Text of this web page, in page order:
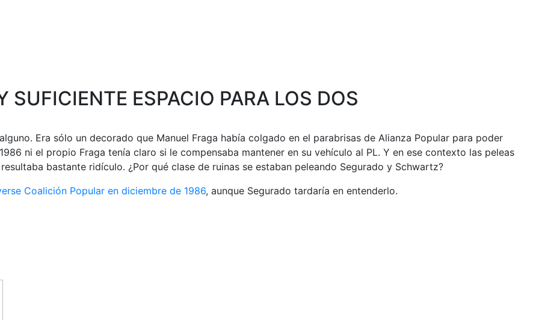
SUFICIENTE ESPACIO PARA LOS DOS
Era sólo un decorado que Manuel Fraga había colgado en el parabrisas de Alianza Popular para poder
ni el propio Fraga tenía claro si le compensaba mantener en su vehículo al PL. Y en ese contexto las peleas
bastante ridículo. ¿Por qué clase de ruinas se estaban peleando Segurado y Schwartz?
Coalición Popular en diciembre de 1986, aunque Segurado tardaría en entenderlo.